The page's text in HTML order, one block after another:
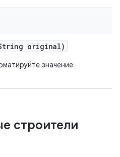
original)
значение
строители